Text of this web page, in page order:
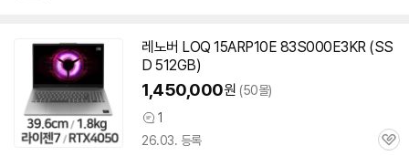
레노버 LOQ 15ARP10E 83S000E3KR (SS
D 512GB)
1,450,000원 (50몰)
상
품
1
26.03. 등록
관